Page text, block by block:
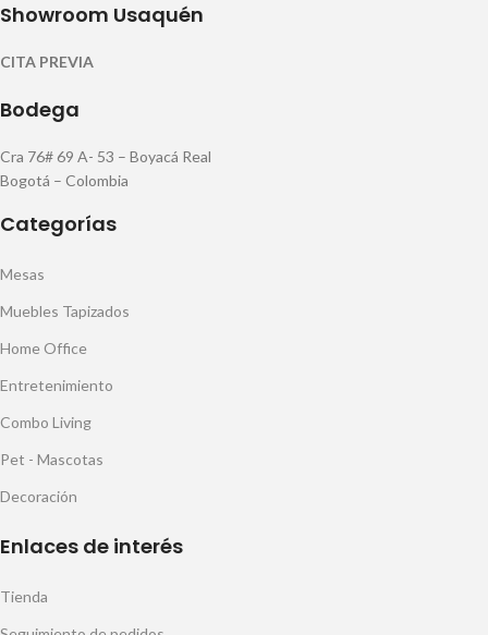
Showroom Usaquén
CITA PREVIA
Bodega
Cra 76# 69 A- 53 – Boyacá Real
Bogotá – Colombia
Categorías
Mesas
Muebles Tapizados
Home Office
Entretenimiento
Combo Living
Pet - Mascotas
Decoración
Enlaces de interés
Tienda